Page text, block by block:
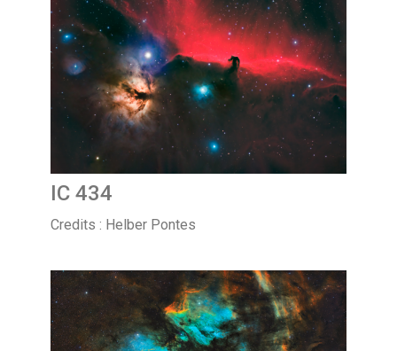
IC 434
Credits : Helber Pontes